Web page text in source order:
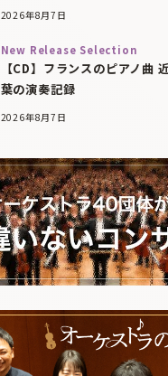
2026年8月7日
New Release Selection
【CD】フランスのピアノ曲
葉の演奏記録
2026年8月7日